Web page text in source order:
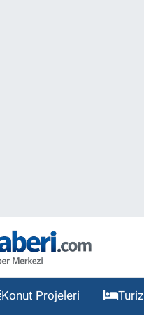
Konut Projeleri